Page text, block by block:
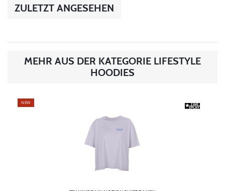
ZULETZT ANGESEHEN
MEHR AUS DER KATEGORIE LIFESTYLE
HOODIES
NEW